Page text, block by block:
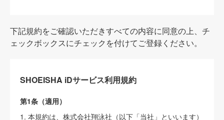
下記規約をご確認いただきすべての内容に同意の上、チ
ェックボックスにチェックを付けてご登録ください。
SHOEISHA iDサービス利用規約
第1条（適用）
1. 本規約は、株式会社翔泳社（以下「当社」といいます）